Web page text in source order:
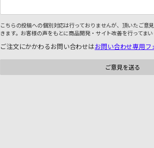
こちらの投稿への個別対応は行っておりませんが、頂いたご意
きます。お客様の声をもとに商品開発・サイト改善を行ってまい
ご注文にかかわるお問い合わせはお問い合わせ専用フ